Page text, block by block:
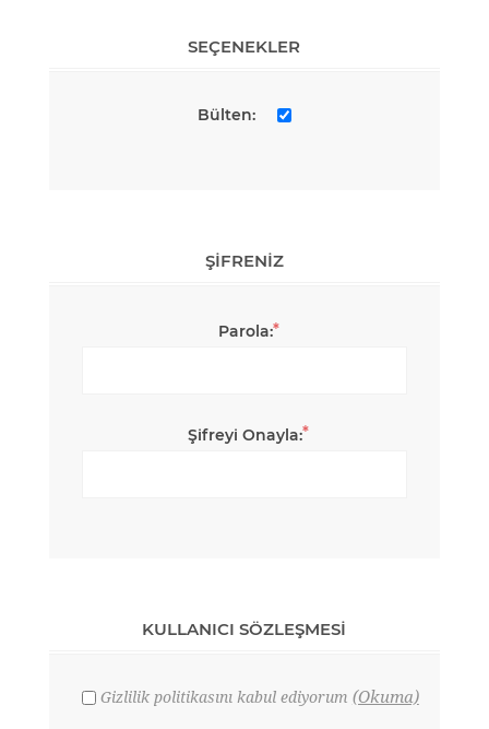
SEÇENEKLER
Bülten:
ŞIFRENIZ
Parola:*
Şifreyi Onayla:*
KULLANICI SÖZLEŞMESI
Gizlilik politikasını kabul ediyorum (Okuma)